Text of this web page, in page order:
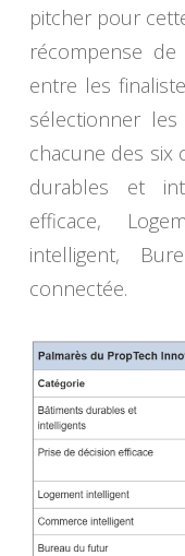
pitcher pour
récompense
entre les
sélectionner
chacune des six
durables et
efficace,
intelligent,
connectée.